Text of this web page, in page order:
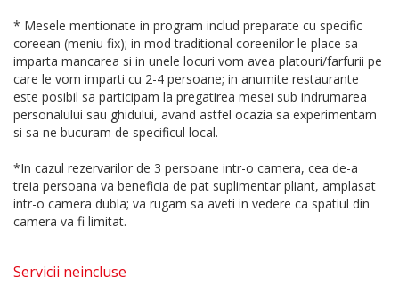
* Mesele mentionate in program includ preparate cu specific
coreean (meniu fix); in mod traditional coreenilor le place sa
imparta mancarea si in unele locuri vom avea platouri/farfurii pe
care le vom imparti cu 2-4 persoane; in anumite restaurante
este posibil sa participam la pregatirea mesei sub indrumarea
personalului sau ghidului, avand astfel ocazia sa experimentam
si sa ne bucuram de specificul local.
*In cazul rezervarilor de 3 persoane intr-o camera, cea de-a
treia persoana va beneficia de pat suplimentar pliant, amplasat
intr-o camera dubla; va rugam sa aveti in vedere ca spatiul din
camera va fi limitat.
Servicii neincluse